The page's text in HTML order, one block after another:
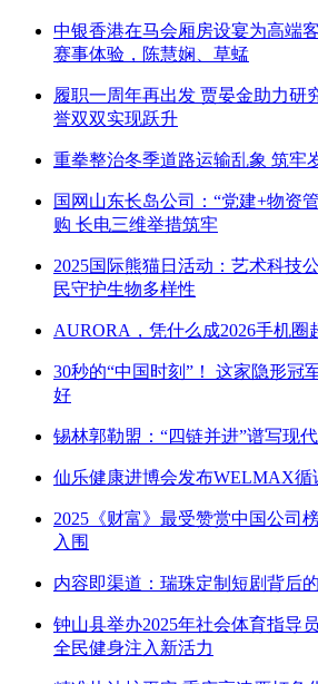
中银香港在马会厢房设宴为高端
赛事体验，陈慧娴、草蜢
履职一周年再出发 贾晏金助力研
誉双双实现跃升
重拳整治冬季道路运输乱象 筑牢
国网山东长岛公司：“党建+物资
购 长电三维举措筑牢
2025国际熊猫日活动：艺术科技
民守护生物多样性
AURORA，凭什么成2026手机圈
30秒的“中国时刻”！ 这家隐形冠
好
锡林郭勒盟：“四链并进”谱写现
仙乐健康进博会发布WELMAX循
2025《财富》最受赞赏中国公司
入围
内容即渠道：瑞珠定制短剧背后
钟山县举办2025年社会体育指导
全民健身注入新活力